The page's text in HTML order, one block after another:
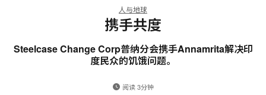
人与地球
携手共度
Steelcase Change Corp普纳分会携手Annamrita解决印
度民众的饥饿问题。
阅读 3分钟